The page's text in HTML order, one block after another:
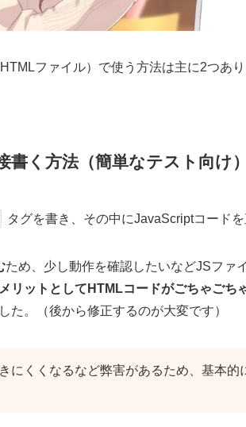
ファイル）で使う方法は主に2つあ
書く方法（簡単なテスト向け）
タグを書き、その中にJavaScriptコードを
ため、少し動作を確認したいなどJSファ
リットとしてHTMLコードがごちゃごち
た。（後から修正するのが大変です）
にくくなるなど弊害があるため、基本的